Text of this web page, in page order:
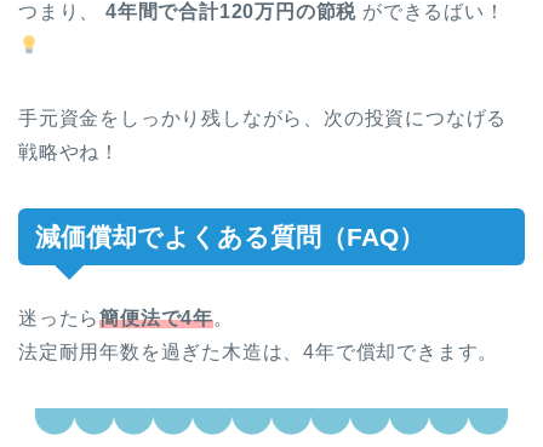
つまり、 4年間で合計120万円の節税 ができるばい！
手元資金をしっかり残しながら、次の投資につなげる
戦略やね！
減価償却でよくある質問（FAQ）
迷ったら簡便法で4年。
法定耐用年数を過ぎた木造は、4年で償却できます。